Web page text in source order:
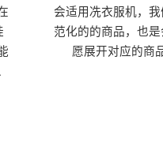
会适用冼衣服机，
范化的的商品，也
愿展开对应的商